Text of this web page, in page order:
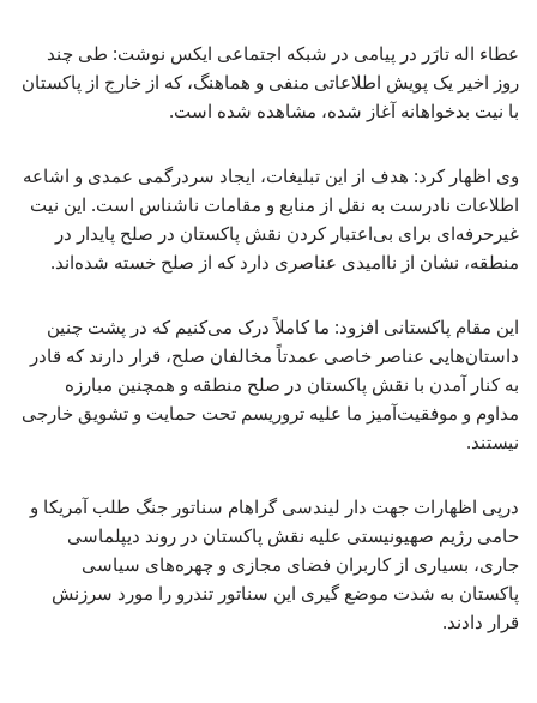
عطاء اله تارَر در پیامی در شبکه اجتماعی ایکس نوشت: طی چند
روز اخیر یک پویش اطلاعاتی منفی و هماهنگ، که از خارج از پاکستان
با نیت بدخواهانه آغاز شده، مشاهده شده است.
وی اظهار کرد: هدف از این تبلیغات، ایجاد سردرگمی عمدی و اشاعه
اطلاعات نادرست به نقل از منابع و مقامات ناشناس است. این نیت
غیرحرفه‌ای برای بی‌اعتبار کردن نقش پاکستان در صلح پایدار در
منطقه، نشان از ناامیدی عناصری دارد که از صلح خسته شده‌اند.
این مقام پاکستانی افزود: ما کاملاً درک می‌کنیم که در پشت چنین
داستان‌هایی عناصر خاصی عمدتاً مخالفان صلح، قرار دارند که قادر
به کنار آمدن با نقش پاکستان در صلح منطقه و همچنین مبارزه
مداوم و موفقیت‌آمیز ما علیه تروریسم تحت حمایت و تشویق خارجی
نیستند.
درپی اظهارات جهت دار لیندسی گراهام سناتور جنگ طلب آمریکا و
حامی رژیم صهیونیستی علیه نقش پاکستان در روند دیپلماسی
جاری، بسیاری از کاربران فضای مجازی و چهره‌های سیاسی
پاکستان به شدت موضع گیری این سناتور تندرو را مورد سرزنش
قرار دادند.